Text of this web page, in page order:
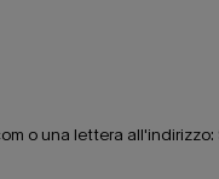
una lettera all'indirizzo: